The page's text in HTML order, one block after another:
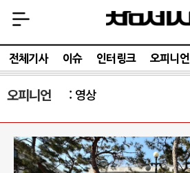
전체기사 이슈 인터링크 오피니언
오피니언 영상